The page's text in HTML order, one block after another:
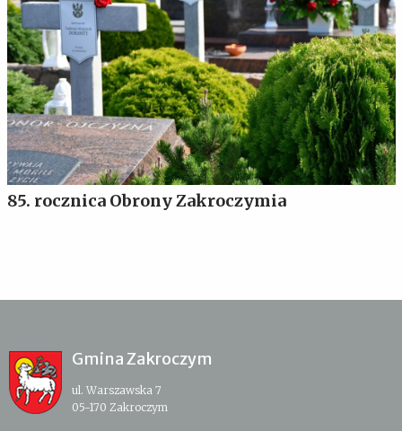
85. rocznica Obrony Zakroczymia
Gmina Zakroczym
ul. Warszawska 7
05-170 Zakroczym